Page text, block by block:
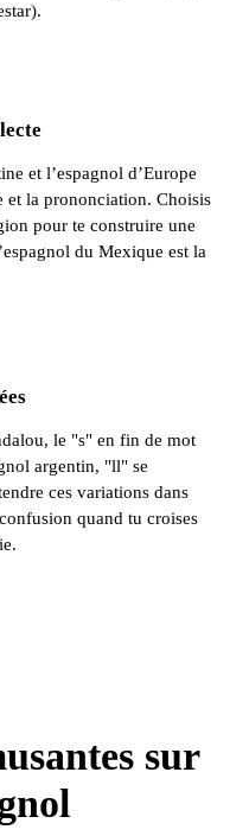
et l’espagnol d’Europe
la prononciation. Choisis
pour te construire une
du Mexique est la
le "s" en fin de mot
argentin, "ll" se
ces variations dans
quand tu croises
sur